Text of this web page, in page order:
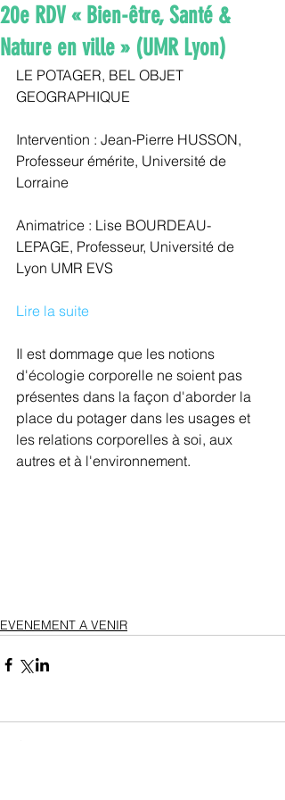
20e RDV « Bien-être, Santé &
Nature en ville » (UMR Lyon)
LE POTAGER, BEL OBJET
GEOGRAPHIQUE
Intervention : Jean-Pierre HUSSON,
Professeur émérite, Université de
Lorraine
Animatrice : Lise BOURDEAU-
LEPAGE, Professeur, Université de
Lyon UMR EVS
Lire la suite
Il est dommage que les notions
d'écologie corporelle ne soient pas
présentes dans la façon d'aborder la
place du potager dans les usages et
les relations corporelles à soi, aux
autres et à l'environnement.
EVENEMENT A VENIR